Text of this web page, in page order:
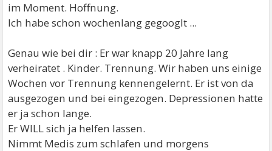
im Moment. Hoffnung.
Ich habe schon wochenlang gegooglt ...
Genau wie bei dir : Er war knapp 20 Jahre lang
verheiratet . Kinder. Trennung. Wir haben uns einige
Wochen vor Trennung kennengelernt. Er ist von da
ausgezogen und bei eingezogen. Depressionen hatte
er ja schon lange.
Er WILL sich ja helfen lassen.
Nimmt Medis zum schlafen und morgens